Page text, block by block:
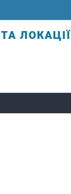
ЛОКАЦІЇ